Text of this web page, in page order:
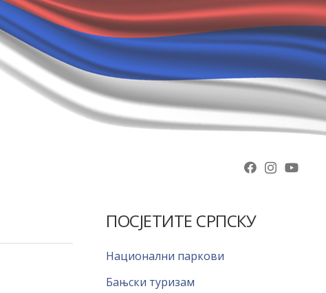
ПОСЈЕТИТЕ СРПСКУ
Национални паркови
Бањски туризам